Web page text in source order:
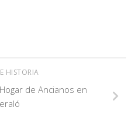
HISTORIA
de Ancianos en